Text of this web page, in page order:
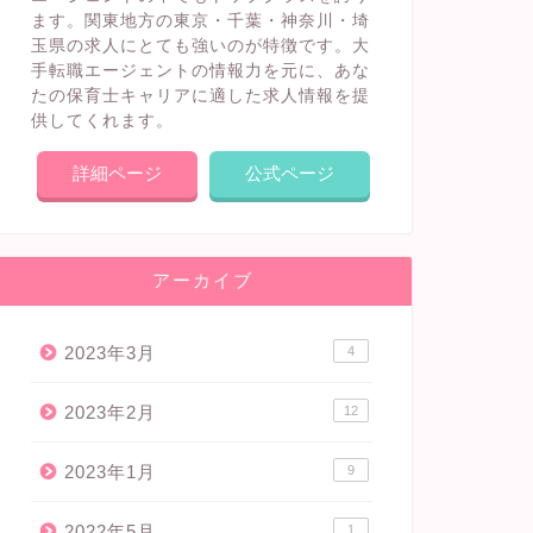
ます。関東地方の東京・千葉・神奈川・埼
玉県の求人にとても強いのが特徴です。大
手転職エージェントの情報力を元に、あな
たの保育士キャリアに適した求人情報を提
供してくれます。
詳細ページ 公式ページ
アーカイブ
2023年3月 4
2023年2月 12
2023年1月 9
1